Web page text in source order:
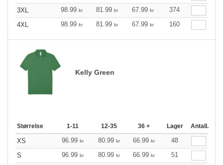
3XL
98.99 kr 81.99 kr 67.99 kr
374
4XL
98.99 kr 81.99 kr 67.99 kr 160
Kelly Green
Størrelse 1-11 12-35 36 + Lager Antall.
XS 96.99 kr 80.99 kr 66.99 kr
48
S
96.99 kr 80.99 kr 66.99 kr
51